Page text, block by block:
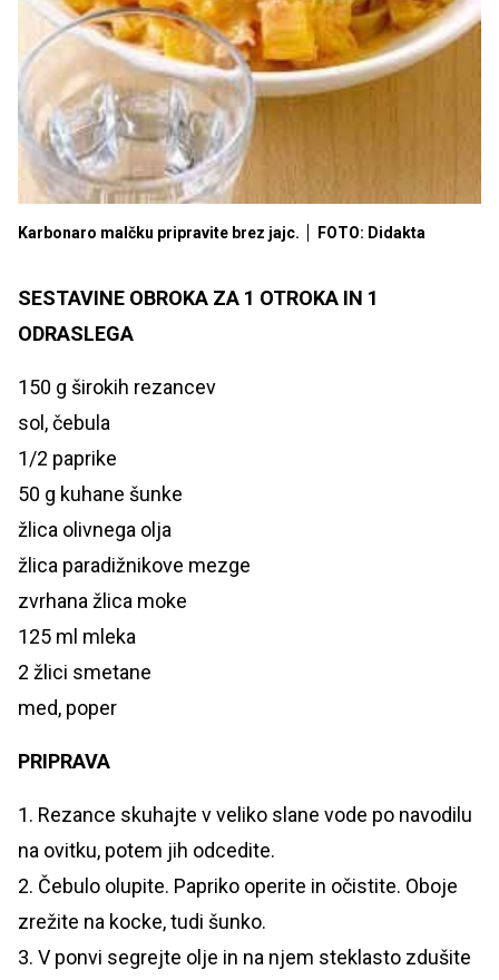
Karbonaro malčku pripravite brez jajc. FOTO: Didakta
SESTAVINE OBROKA ZA 1 OTROKA IN 1
ODRASLEGA
150 g širokih rezancev
sol, čebula
1/2 paprike
50 g kuhane šunke
žlica olivnega olja
žlica paradižnikove mezge
zvrhana žlica moke
125 ml mleka
2 žlici smetane
med, poper
PRIPRAVA
1. Rezance skuhajte v veliko slane vode po navodilu
na ovitku, potem jih odcedite.
2. Čebulo olupite. Papriko operite in očistite. Oboje
zrežite na kocke, tudi šunko.
3. V ponvi segrejte olje in na njem steklasto zdušite